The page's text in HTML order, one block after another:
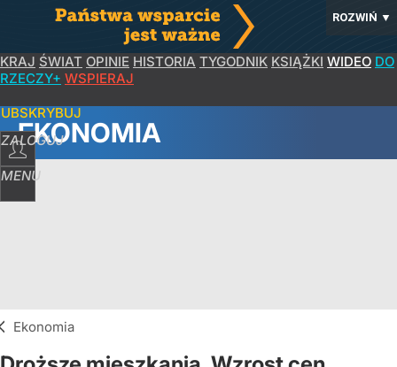
ROZWIŃ ▼
KRAJ ŚWIAT OPINIE HISTORIA TYGODNIK KSIĄŻKI WIDEO DO
RZECZY+ WSPIERAJ
ZALOGUJ
MENU
EKONOMIA
Ekonomia